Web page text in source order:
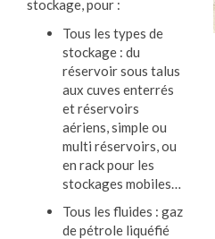
stockage, pour :
Tous les types de
stockage : du
réservoir sous talus
aux cuves enterrés
et réservoirs
aériens, simple ou
multi réservoirs, ou
en rack pour les
stockages mobiles…
Tous les fluides : gaz
de pétrole liquéfié